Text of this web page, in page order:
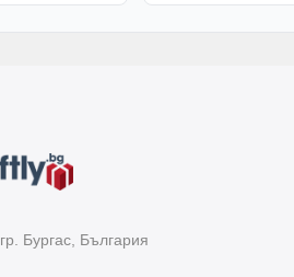
гр. Бургас, България